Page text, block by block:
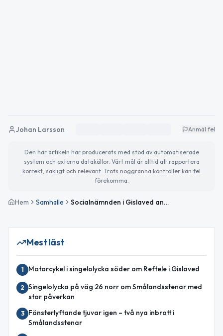
Johan Larsson Anmäl fel
Den här artikeln har producerats med stöd av automatiserade
system och externa datakällor. Vårt mål är alltid att rapportera
korrekt, sakligt och relevant. Trots noggranna kontroller kan fel
förekomma.
Hem Samhälle Socialnämnden i Gislaved antar yttrande om översiktsplan
Mest läst
1 Motorcykel i singelolycka söder om Reftele i Gislaved
2 Singelolycka på väg 26 norr om Smålandsstenar med
stor påverkan
3
Fönsterlyftande tjuvar igen – två nya inbrott i
Smålandsstenar